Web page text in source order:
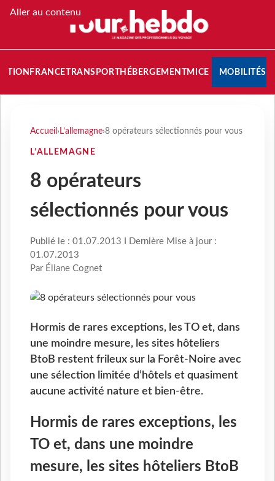
Aller au contenu
FRANCETRANSPORT HÉBERGEMENTMICE MOBILITÉS
Accueil › L’allemagne›8 opérateurs sélectionnés pour vous
L’ALLEMAGNE
8 opérateurs
sélectionnés pour vous
Publié le : 01.07.2013 I Dernière Mise à jour :
01.07.2013
Par Éliane Cognet
Hormis de rares exceptions, les TO et, dans
une moindre mesure, les sites hôteliers
BtoB restent frileux sur la Forêt-Noire avec
une sélection limitée d’hôtels et quasiment
aucune activité nature et bien-être.
Hormis de rares exceptions, les
TO et, dans une moindre
mesure, les sites hôteliers BtoB